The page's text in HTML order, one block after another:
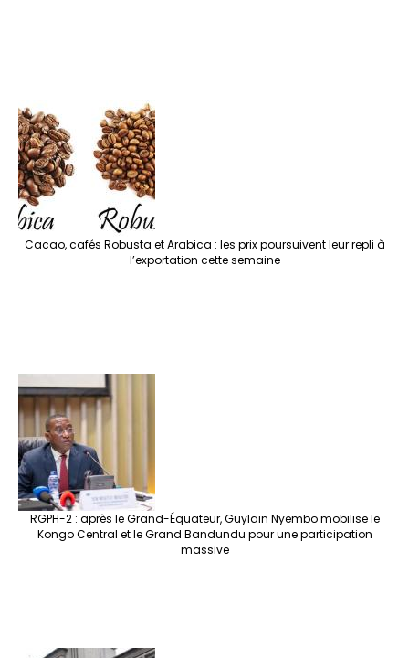
Cacao, cafés Robusta et Arabica : les prix poursuivent leur repli à
l’exportation cette semaine
RGPH-2 : après le Grand-Équateur, Guylain Nyembo mobilise le
Kongo Central et le Grand Bandundu pour une participation
massive